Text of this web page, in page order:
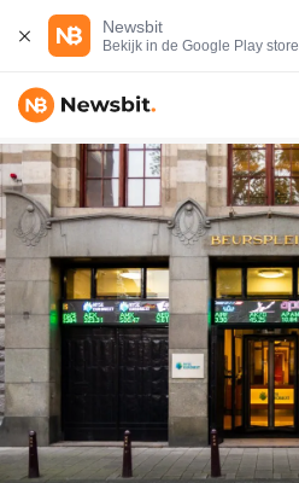
Newsbit
Bekijk in de Google Play store